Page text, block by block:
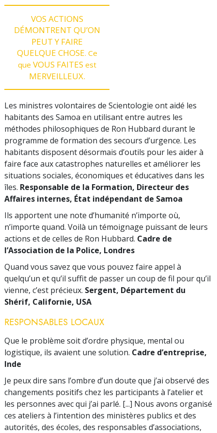
VOS ACTIONS
DÉMONTRENT QU’ON
PEUT Y FAIRE
QUELQUE CHOSE. Ce
que VOUS FAITES est
MERVEILLEUX.
Les ministres volontaires de Scientologie ont aidé les
habitants des Samoa en utilisant entre autres les
méthodes philosophiques de Ron Hubbard durant le
programme de formation des secours d’urgence. Les
habitants disposent désormais d’outils pour les aider à
faire face aux catastrophes naturelles et améliorer les
situations sociales, économiques et éducatives dans les
îles. Responsable de la Formation, Directeur des
Affaires internes, État indépendant de Samoa
Ils apportent une note d’humanité n’importe où,
n’importe quand. Voilà un témoignage puissant de leurs
actions et de celles de Ron Hubbard. Cadre de
l’Association de la Police, Londres
Quand vous savez que vous pouvez faire appel à
quelqu’un et qu’il suffit de passer un coup de fil pour qu’il
vienne, c’est précieux. Sergent, Département du
Shérif, Californie, USA
RESPONSABLES LOCAUX
Que le problème soit d’ordre physique, mental ou
logistique, ils avaient une solution. Cadre d’entreprise,
Inde
Je peux dire sans l’ombre d’un doute que j’ai observé des
changements positifs chez les participants à l’atelier et
les personnes avec qui j’ai parlé. [...] Nous avons organisé
ces ateliers à l’intention des ministères publics et des
autorités, des écoles, des responsables d’associations,